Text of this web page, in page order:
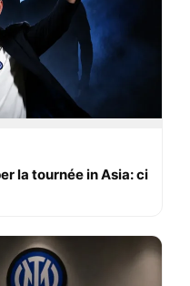
la tournée in Asia: ci